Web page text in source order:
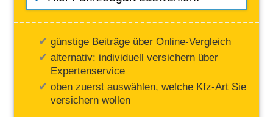
günstige Beiträge über Online-Vergleich
alternativ: individuell versichern über
Expertenservice
oben zuerst auswählen, welche Kfz-Art Sie
versichern wollen